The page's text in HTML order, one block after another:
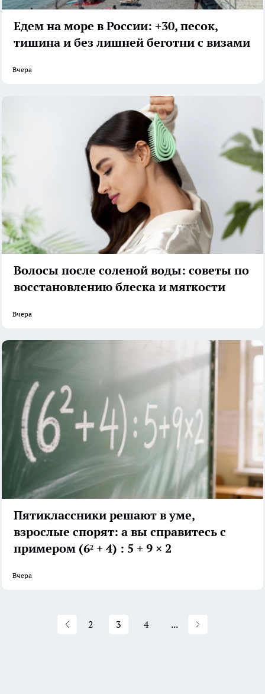
Едем на море в России: +30, песок,
тишина и без лишней беготни с визами
Вчера
Волосы после соленой воды: советы по
восстановлению блеска и мягкости
Вчера
Пятиклассники решают в уме,
взрослые спорят: а вы справитесь с
примером (6² + 4) : 5 + 9 × 2
Вчера
2 3 4 ...